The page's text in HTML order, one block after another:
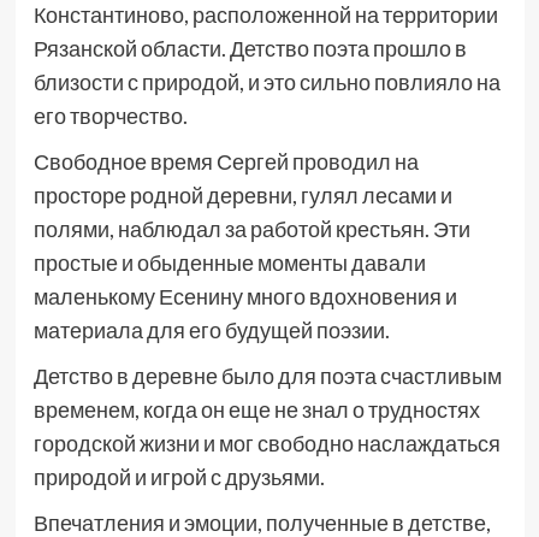
Константиново, расположенной на территории
Рязанской области. Детство поэта прошло в
близости с природой, и это сильно повлияло на
его творчество.
Свободное время Сергей проводил на
просторе родной деревни, гулял лесами и
полями, наблюдал за работой крестьян. Эти
простые и обыденные моменты давали
маленькому Есенину много вдохновения и
материала для его будущей поэзии.
Детство в деревне было для поэта счастливым
временем, когда он еще не знал о трудностях
городской жизни и мог свободно наслаждаться
природой и игрой с друзьями.
Впечатления и эмоции, полученные в детстве,